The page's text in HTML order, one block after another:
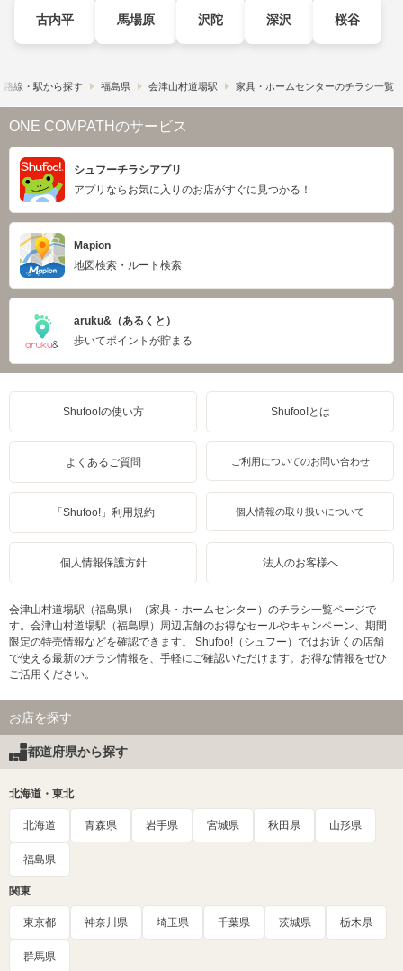
古内平 馬場原 沢陀 深沢 桜谷
路線・駅から探す 福島県 会津山村道場駅 家具・ホームセンターのチラシ一覧
ONE COMPATHのサービス
シュフーチラシアプリ
アプリならお気に入りのお店がすぐに見つかる！
Mapion
地図検索・ルート検索
aruku&（あるくと）
歩いてポイントが貯まる
Shufoo!の使い方 Shufoo!とは
よくあるご質問 ご利用についてのお問い合わせ
「Shufoo!」利用規約 個人情報の取り扱いについて
個人情報保護方針 法人のお客様へ
会津山村道場駅（福島県）（家具・ホームセンター）のチラシ一覧ページで
す。会津山村道場駅（福島県）周辺店舗のお得なセールやキャンペーン、期間
限定の特売情報などを確認できます。 Shufoo!（シュフー）ではお近くの店舗
で使える最新のチラシ情報を、手軽にご確認いただけます。お得な情報をぜひ
ご活用ください。
お店を探す
都道府県から探す
北海道・東北
北海道 青森県 岩手県 宮城県 秋田県 山形県
福島県
関東
東京都 神奈川県 埼玉県 千葉県 茨城県 栃木県
群馬県